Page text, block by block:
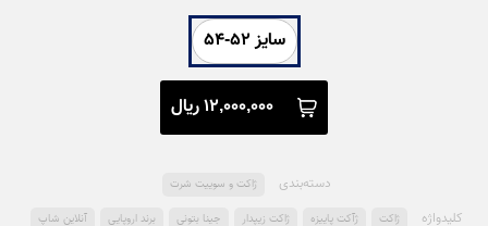
سایز 52-54
12,000,000 ریال
دسته‌بندی ژاکت و سوییت شرت
کلید‌واژه ژاکت ژآکت پاییزه ژاکت زیپدار جینا بتونی برند اروپایی آنلاین شاپ